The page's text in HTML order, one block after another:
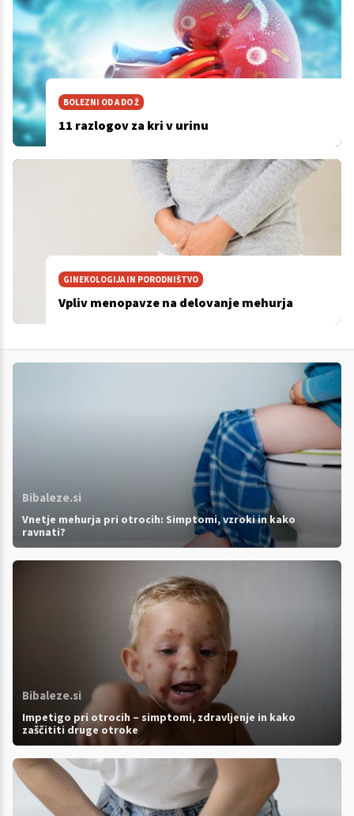
BOLEZNI OD A DO Ž
11 razlogov za kri v urinu
GINEKOLOGIJA IN PORODNIŠTVO
Vpliv menopavze na delovanje mehurja
Bibaleze.si
Vnetje mehurja pri otrocih: Simptomi, vzroki in kako
ravnati?
Bibaleze.si
Impetigo pri otrocih – simptomi, zdravljenje in kako
zaščititi druge otroke